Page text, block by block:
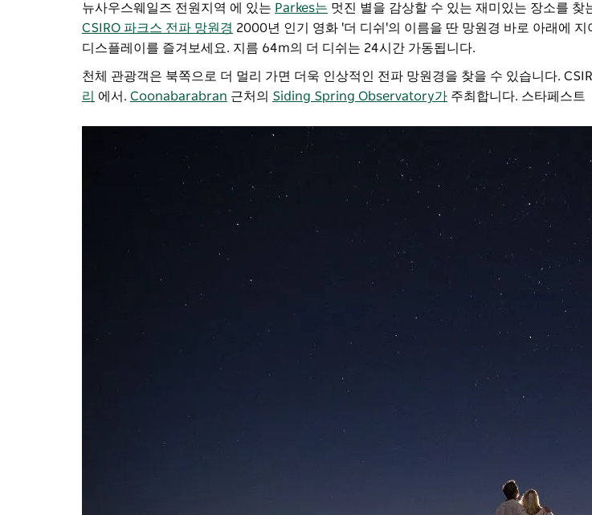
뉴사우스웨일즈 전원지역 에 있는 Parkes는 멋진 별을 감상할 수 있는 재미있는 장소를 찾
CSIRO 파크스 전파 망원경 2000년 인기 영화 '더 디쉬'의 이름을 딴 망원경 바로 아래에
디스플레이를 즐겨보세요. 지름 64m의 더 디쉬는 24시간 가동됩니다.
천체 관광객은 북쪽으로 더 멀리 가면 더욱 인상적인 전파 망원경을 찾을 수 있습니다.
리
에서. Coonabarabran 근처의 Siding Spring Observatory가 주최합니다. 스타페스트